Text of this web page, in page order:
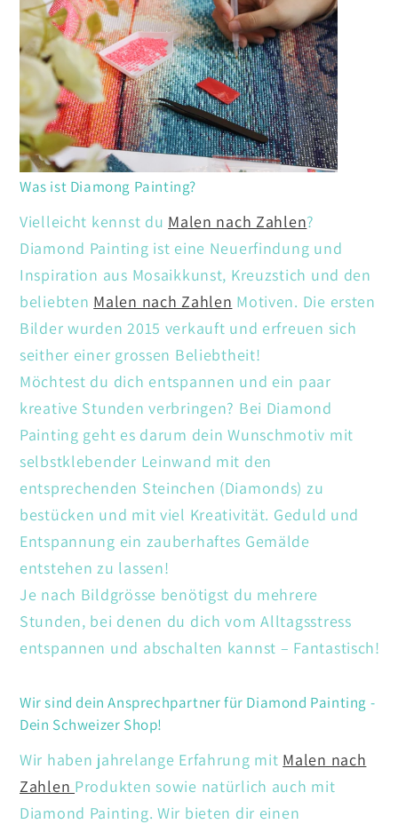
Was ist Diamong Painting?
Vielleicht kennst du Malen nach Zahlen?
Diamond Painting ist eine Neuerfindung und
Inspiration aus Mosaikkunst, Kreuzstich und den
beliebten Malen nach Zahlen Motiven. Die ersten
Bilder wurden 2015 verkauft und erfreuen sich
seither einer grossen Beliebtheit!
Möchtest du dich entspannen und ein paar
kreative Stunden verbringen? Bei Diamond
Painting geht es darum dein Wunschmotiv mit
selbstklebender Leinwand mit den
entsprechenden Steinchen (Diamonds) zu
bestücken und mit viel Kreativität. Geduld und
Entspannung ein zauberhaftes Gemälde
entstehen zu lassen!
Je nach Bildgrösse benötigst du mehrere
Stunden, bei denen du dich vom Alltagsstress
entspannen und abschalten kannst – Fantastisch!
Wir sind dein Ansprechpartner für Diamond Painting -
Dein Schweizer Shop!
Wir haben jahrelange Erfahrung mit Malen nach
Zahlen Produkten sowie natürlich auch mit
Diamond Painting. Wir bieten dir einen